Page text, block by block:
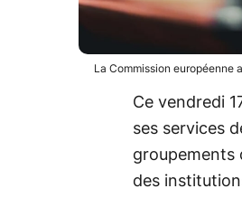
La Commission européenne
Ce vendredi
ses services
groupements
des